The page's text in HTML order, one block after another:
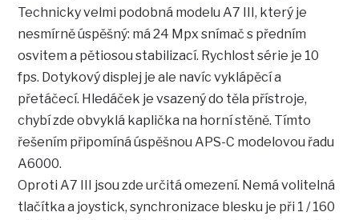
Technicky velmi podobná modelu A7 III, který je
nesmírně úspěšný: má 24 Mpx snímač s předním
osvitem a pětiosou stabilizací. Rychlost série je 10
fps. Dotykový displej je ale navíc vyklápěcí a
přetáčecí. Hledáček je vsazený do těla přístroje,
chybí zde obvyklá kaplička na horní stěně. Tímto
řešením připomíná úspěšnou APS-C modelovou řadu
A6000.
Oproti A7 III jsou zde určitá omezení. Nemá volitelná
tlačítka a joystick, synchronizace blesku je při 1 / 160